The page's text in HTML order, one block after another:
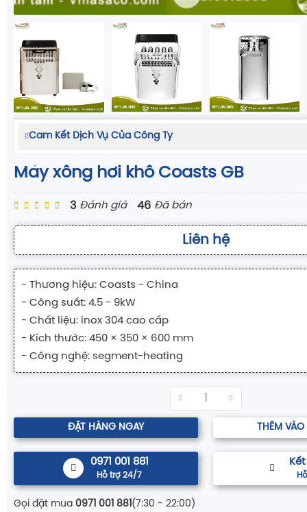
Cam Kết Dịch Vụ Của Công Ty
Máy xông hơi khô Coasts GB
3 Đánh giá 46 Đã bán
Liên hệ
- Thương hiệu: Coasts - China
- Công suất: 4.5 - 9kW
- Chất liệu: inox 304 cao cấp
- Kích thước: 450 × 350 × 600 mm
- Công nghệ: segment-heating
ĐẶT HÀNG NGAY THÊM
0971 001 881
Hỗ trợ 24/7
Gọi đặt mua 0971 001 881 (7:30 - 22:00)